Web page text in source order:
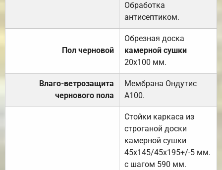
Обработка
антисептиком.
Пол черновой
Обрезная доска
камерной сушки
20х100 мм.
Влаго-ветрозащита
чернового пола
Мембрана Ондутис
А100.
Стойки каркаса из
строганой доски
камерной сушки
45х145/45х195+/-5 мм.
с шагом 590 мм.